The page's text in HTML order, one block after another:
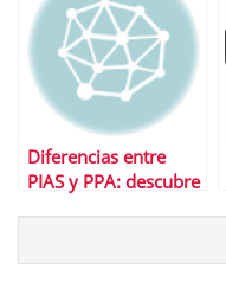
Diferencias entre
PIAS y PPA: descubre